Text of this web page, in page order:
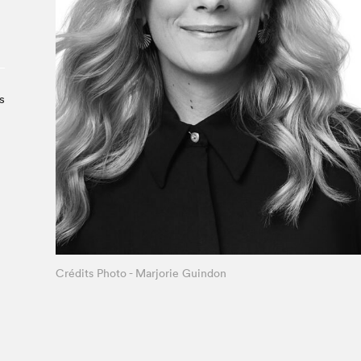
À propos du Salon
Liste des exposant·e·s
Liste des auteur·rice·s
Crédits Photo - Marjorie Guindon